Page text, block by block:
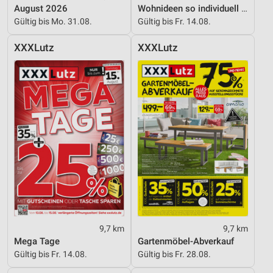
August 2026
Gültig bis Mo. 31.08.
Wohnideen so individuell wie du!
Gültig bis Fr. 14.08.
XXXLutz
9,7 km
Mega Tage
Gültig bis Fr. 14.08.
XXXLutz
9,7 km
Gartenmöbel-Abverkauf
Gültig bis Fr. 28.08.
Werbung